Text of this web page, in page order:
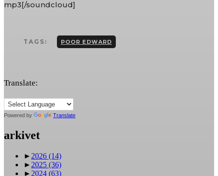
mp3[/soundcloud]
TAGS: POOR EDWARD
Translate:
Powered by Translate
arkivet
► 2026 (14)
► 2025 (36)
► 2024 (63)